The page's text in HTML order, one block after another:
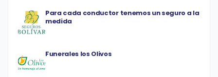
Para cada conductor tenemos un seguro a la
medida
Funerales los Olivos